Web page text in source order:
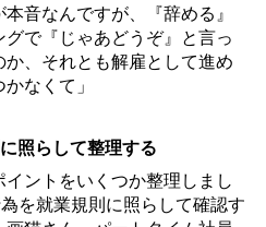
音なんですが、『辞める』
で『じゃあどうぞ』と言っ
、それとも解雇として進め
なくて」
照らして整理する
イントをいくつか整理しまし
を就業規則に照らして確認す